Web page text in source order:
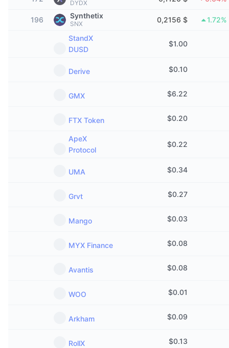
ETF de Bitcoin
Vista general
Liquidaciones
Tasas de financiación
CMC MCP
Aprender
Academia
Investigación
Recompensas de diamante
Aprende y Gana
DYDX
196 Synthetix
SNX 0,2156 $ 1.72%
StandX
DUSD
$1.00
Derive $0.10
GMX $6.22
FTX Token $0.20
ApeX
Protocol
$0.22
UMA $0.34
Grvt $0.27
Mango $0.03
MYX Finance $0.08
Avantis $0.08
WOO $0.01
Arkham $0.09
RollX $0.13